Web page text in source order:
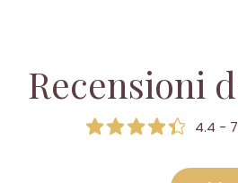
Recensioni
4.4 -